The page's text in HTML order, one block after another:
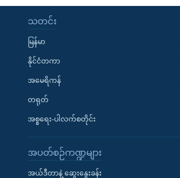
သတင်း
မြန်မာ
နိုင်ငံတကာ
အမေရိကန်
တရုတ်
အစ္စရေး-ပါလက်စတိုင်း
အပတ်စဉ်ကဏ္ဍများ
အယ်ဒီတာနဲ့ ဆွေးနွေးခန်း